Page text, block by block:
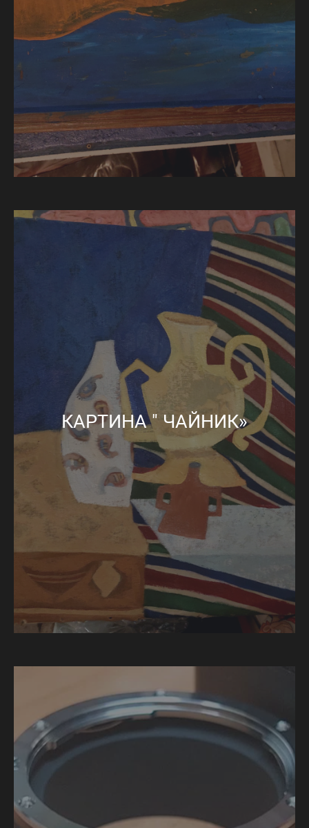
КАРТИНА " ЧАЙНИК»